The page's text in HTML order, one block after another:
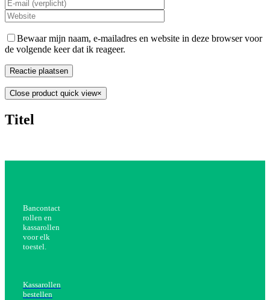
Bewaar mijn naam, e-mailadres en website in deze browser voor
de volgende keer dat ik reageer.
Close product quick view×
Titel
Bancontact
rollen en
kassarollen
voor elk
toestel.
Kassarollen
bestellen